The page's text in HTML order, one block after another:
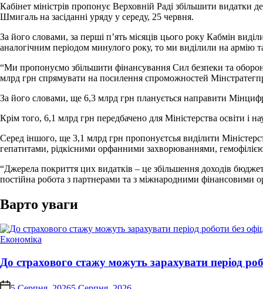
Кабінет міністрів пропонує Верховній Раді збільшити
Шмигаль на засіданні уряду у середу, 25 червня.
За його словами, за перші п’ять місяців цього року Кабмін
аналогічним періодом минулого року, то ми виділили на армію
“Ми пропонуємо збільшити фінансування Сил безпеки та
млрд грн спрямувати на посилення спроможностей
За його словами, ще 6,3 млрд грн планується направити
Крім того, 6,1 млрд грн передбачено для Міністерства освіти і
Серед іншого, ще 3,1 млрд грн пропонуєтсья виділити
гепатитами, рідкісними орфанними захворюваннями,
“Джерела покриття цих видатків – це збільшення доходів
постійна робота з партнерами та з міжнародними фінансовими
Варто уваги
Опублікувати
Економіка
До страхового стажу можуть зарахувати період
on